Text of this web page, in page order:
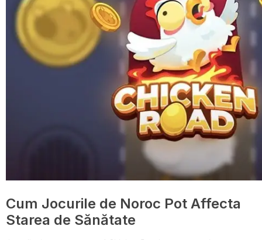
Cum Jocurile de Noroc Pot Affecta
Starea de Sănătate